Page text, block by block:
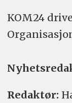
KOM24
Redaktør: